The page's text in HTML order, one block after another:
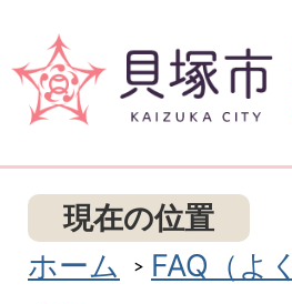
現在の位置
ホーム
FAQ（よ